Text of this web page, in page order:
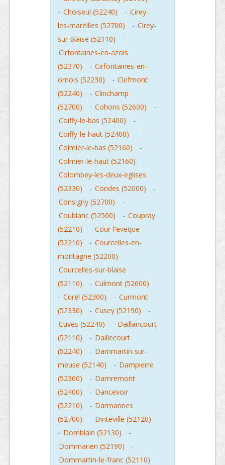
- Choiseul (52240) - Cirey-
les-mareilles (52700)
- Cirey-
sur-blaise (52110)
-
Cirfontaines-en-azois
(52370)
- Cirfontaines-en-
ornois (52230)
- Clefmont
(52240)
- Clinchamp
(52700)
- Cohons (52600)
-
Coiffy-le-bas (52400)
-
Coiffy-le-haut (52400)
-
Colmier-le-bas (52160)
-
Colmier-le-haut (52160)
-
Colombey-les-deux-eglises
(52330)
- Condes (52000)
-
Consigny (52700)
-
Coublanc (52500)
- Coupray
(52210)
- Cour-l'eveque
(52210)
- Courcelles-en-
montagne (52200)
-
Courcelles-sur-blaise
(52110)
- Culmont (52600)
- Curel (52300) - Curmont
(52330)
- Cusey (52190)
-
Cuves (52240)
- Daillancourt
(52110)
- Daillecourt
(52240)
- Dammartin-sur-
meuse (52140)
- Dampierre
(52360)
- Damremont
(52400)
- Dancevoir
(52210)
- Darmannes
(52700)
- Dinteville (52120)
- Domblain (52130)
-
Dommarien (52190)
-
Dommartin-le-franc (52110)